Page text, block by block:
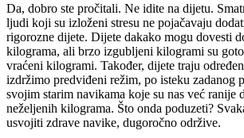
Da, dobro ste pročitali. Ne idite na dijetu.
ljudi koji su izloženi stresu ne pojačavaju
rigorozne dijete. Dijete dakako mogu dovesti
kilograma, ali brzo izgubljeni kilogrami su
vraćeni kilogrami. Također, dijete traju
izdržimo predviđeni režim, po isteku zadanog
svojim starim navikama koje su nas već ranije
neželjenih kilograma. Što onda poduzeti?
usvojiti zdrave navike, dugoročno održive.